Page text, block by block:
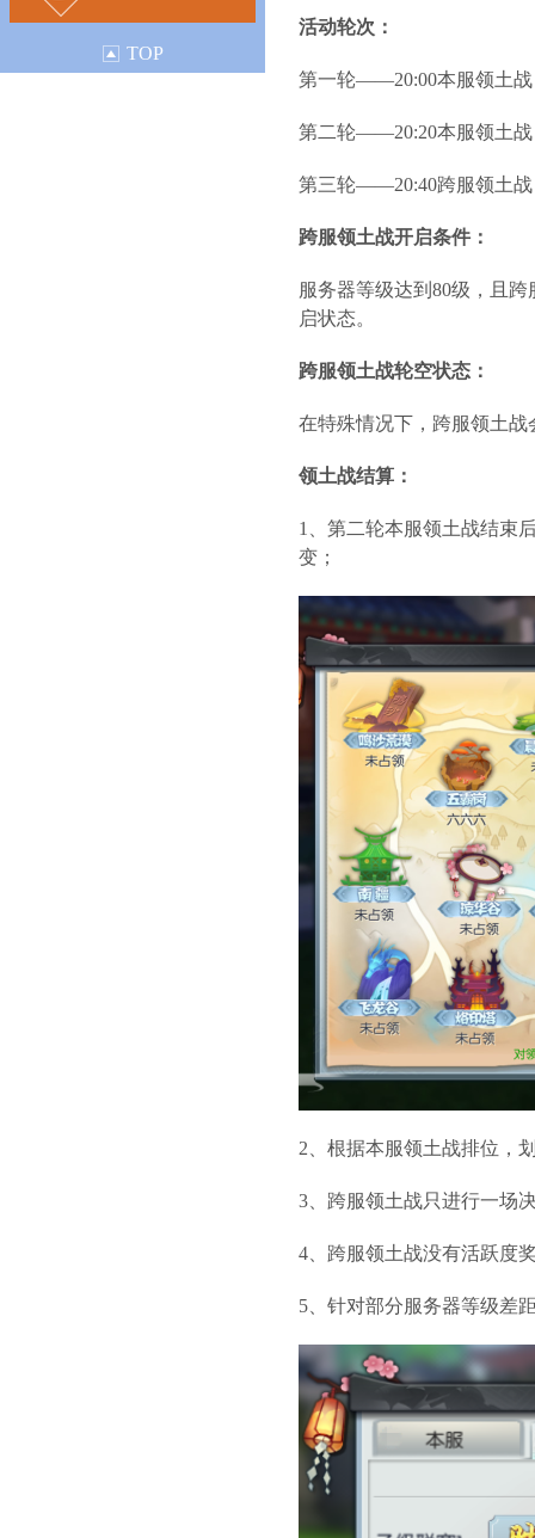
TOP
活动轮次：
第一轮——20:00本服领土战
第二轮——20:20本服领土战
第三轮——20:40跨服领土战
跨服领土战开启条件：
服务器等级达到80级，且
启状态。
跨服领土战轮空状态：
在特殊情况下，跨服领土
领土战结算：
1、第二轮本服领土战结束
变；
2、根据本服领土战排位，
3、跨服领土战只进行一场
4、跨服领土战没有活跃度
5、针对部分服务器等级差